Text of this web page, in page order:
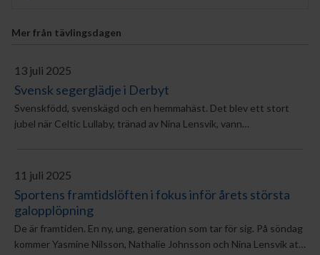
Mer från tävlingsdagen
13 juli 2025
Svensk segerglädje i Derbyt
Svenskfödd, svenskägd och en hemmahäst. Det blev ett stort
jubel när Celtic Lullaby, tränad av Nina Lensvik, vann
11 juli 2025
Sportens framtidslöften i fokus inför årets största
galopplöpning
De är framtiden. En ny, ung, generation som tar för sig. På söndag
kommer Yasmine Nilsson, Nathalie Johnsson och Nina Lensvik att